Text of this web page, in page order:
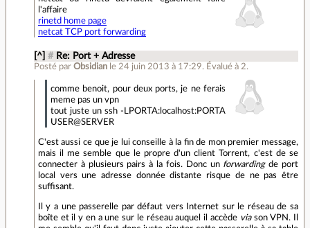
l'affaire
rinetd home page
netcat TCP port forwarding
[^] # Re: Port + Adresse
Posté par Obsidian le 24 juin 2013 à 17:29. Évalué à 2.
comme benoit, pour deux ports, je ne ferais
meme pas un vpn
tout juste un ssh -LPORTA:localhost:PORTA
USER@SERVER
C'est aussi ce que je lui conseille à la fin de mon premier message,
mais il me semble que le propre d'un client Torrent, c'est de se
connecter à plusieurs pairs à la fois. Donc un forwardingde port
local vers une adresse donnée distante risque de ne pas être
suffisant.
Il y a une passerelle par défaut vers Internet sur le réseau de sa
boîte et il y en a une sur le réseau auquel il accède viason VPN. Il